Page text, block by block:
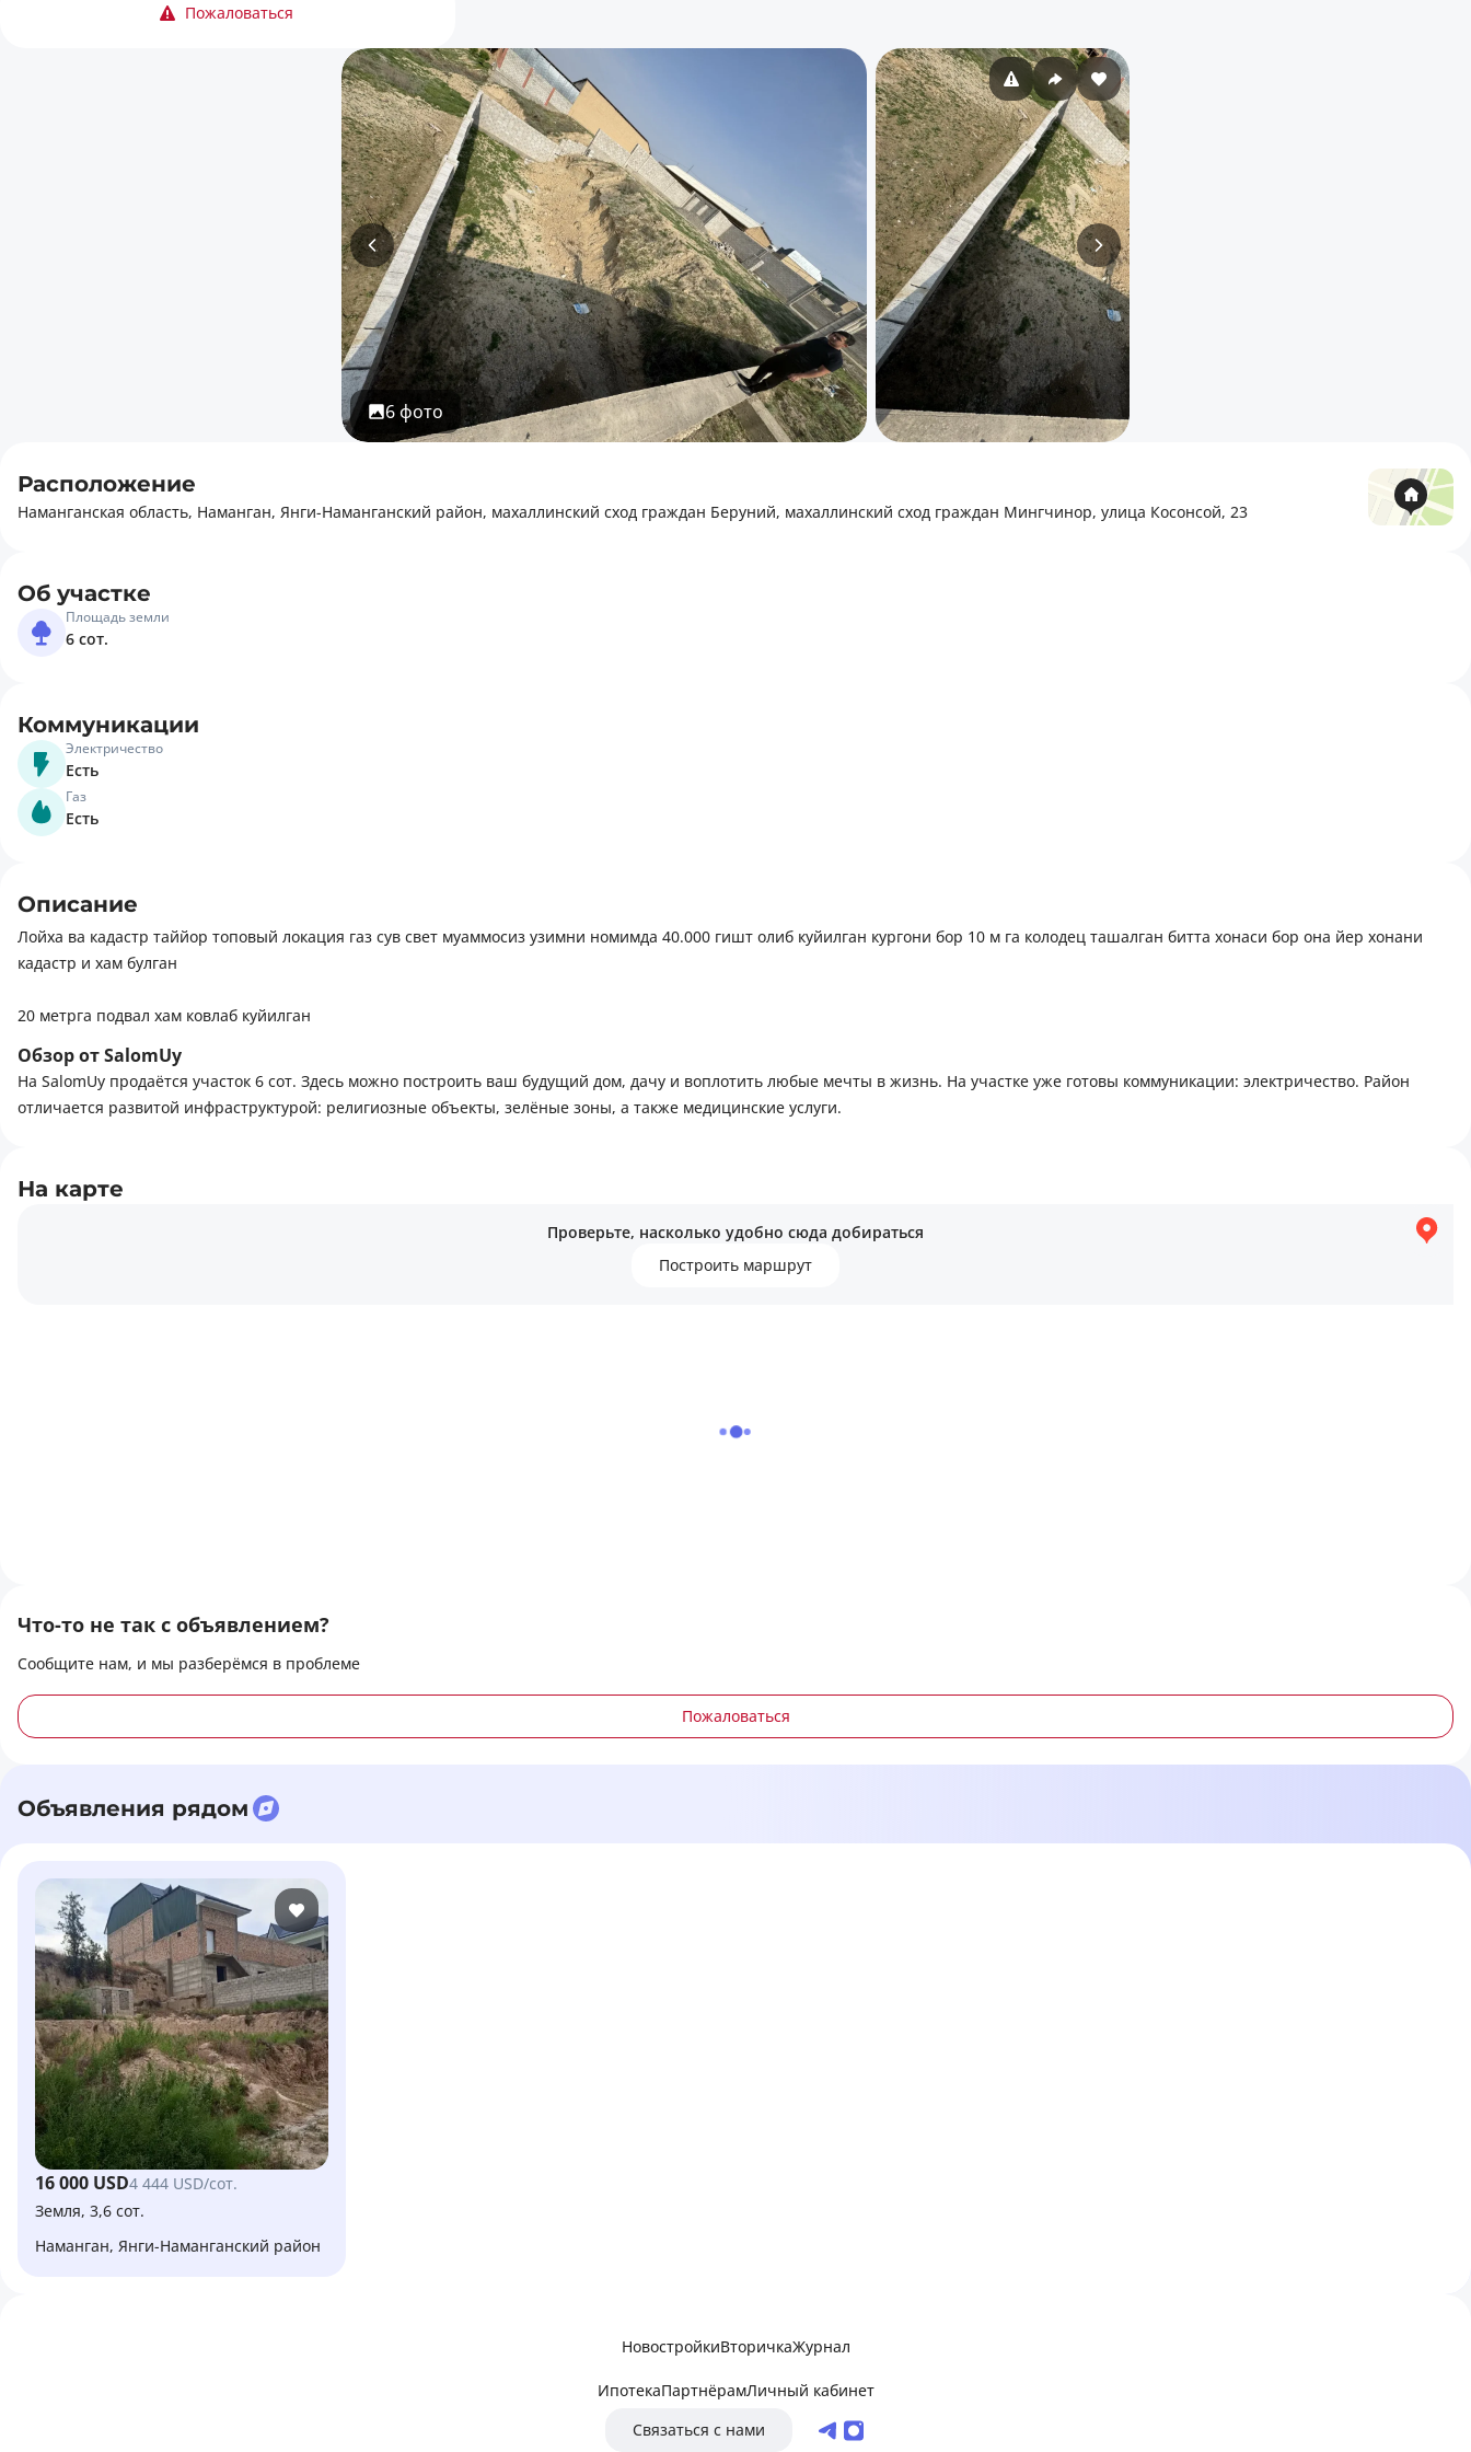
Пожаловаться
6 фото
Расположение
Наманганская область, Наманган, Янги-Наманганский район, махаллинский сход граждан Беруний, махаллинский сход граждан Мингчинор, улица Косонсой, 23
Об участке
Площадь земли
6 сот.
Коммуникации
Электричество
Есть
Газ
Есть
Описание
Лойха ва кадастр таййор топовый локация газ сув свет муаммосиз узимни номимда 40.000 гишт олиб куйилган кургони бор 10 м га колодец ташалган битта хонаси бор она йер хонани
кадастр и хам булган
20 метрга подвал хам ковлаб куйилган
Обзор от SalomUy
На SalomUy продаётся участок 6 сот. Здесь можно построить ваш будущий дом, дачу и воплотить любые мечты в жизнь. На участке уже готовы коммуникации: электричество. Район
отличается развитой инфраструктурой: религиозные объекты, зелёные зоны, а также медицинские услуги.
На карте
Проверьте, насколько удобно сюда добираться
Построить маршрут
Что-то не так с объявлением?
Сообщите нам, и мы разберёмся в проблеме
Пожаловаться
Объявления рядом
16 000 USD4 444 USD/сот.
Земля, 3,6 сот.
Наманган, Янги-Наманганский район
НовостройкиВторичкаЖурнал
ИпотекаПартнёрамЛичный кабинет
Связаться с нами